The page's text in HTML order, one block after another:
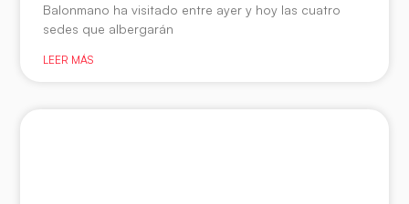
Balonmano ha visitado entre ayer y hoy las cuatro
sedes que albergarán
LEER MÁS